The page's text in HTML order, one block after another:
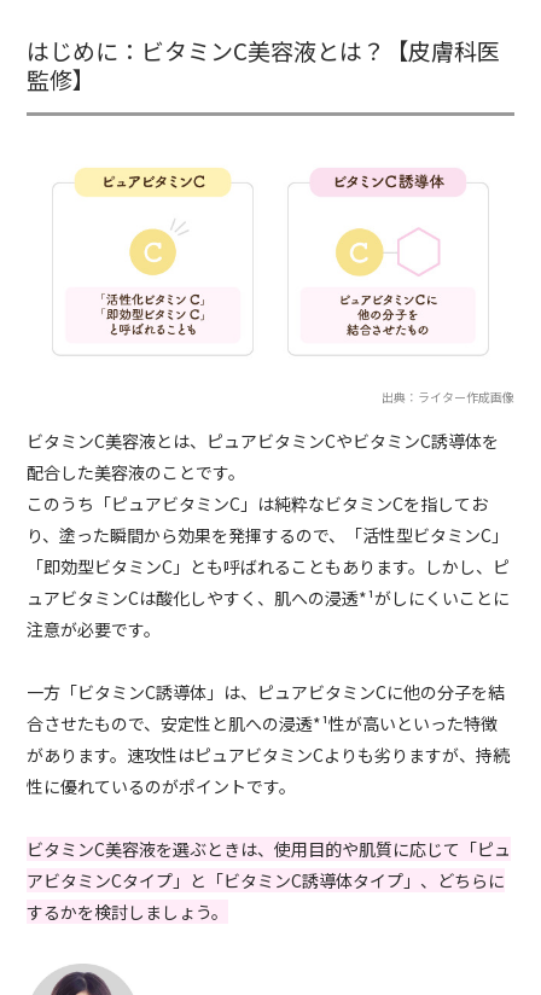
はじめに：ビタミンC美容液とは？【皮膚科医
監修】
出典：ライター作成画像
ビタミンC美容液とは、ピュアビタミンCやビタミンC誘導体を
配合した美容液のことです。
このうち「ピュアビタミンC」は純粋なビタミンCを指してお
り、塗った瞬間から効果を発揮するので、「活性型ビタミンC」
「即効型ビタミンC」とも呼ばれることもあります。しかし、ピ
ュアビタミンCは酸化しやすく、肌への浸透*¹がしにくいことに
注意が必要です。
一方「ビタミンC誘導体」は、ピュアビタミンCに他の分子を結
合させたもので、安定性と肌への浸透*¹性が高いといった特徴
があります。速攻性はピュアビタミンCよりも劣りますが、持続
性に優れているのがポイントです。
ビタミンC美容液を選ぶときは、使用目的や肌質に応じて「ピュ
アビタミンCタイプ」と「ビタミンC誘導体タイプ」、どちらに
するかを検討しましょう。